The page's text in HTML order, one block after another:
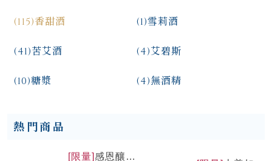
香甜酒
(115) 雪莉酒
(1)
苦艾酒
(41) 艾碧斯
(4)
糖漿
(10) 無酒精
(4)
熱門商品
[限量] 感恩釀